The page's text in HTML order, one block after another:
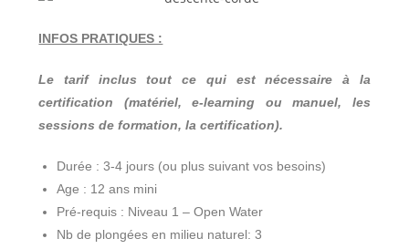
INFOS PRATIQUES :
Le tarif inclus tout ce qui est nécessaire à la
certification (matériel, e-learning ou manuel, les
sessions de formation, la certification).
Durée : 3-4 jours (ou plus suivant vos besoins)
Age : 12 ans mini
Pré-requis : Niveau 1 – Open Water
Nb de plongées en milieu naturel: 3